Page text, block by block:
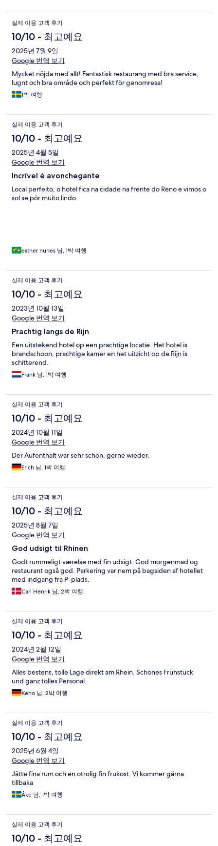
실제 이용 고객 후기
10/10 - 최고예요
2025년 7월 9일
Google 번역 보기
Mycket nöjda med allt! Fantastisk restaurang med bra service,
lugnt och bra område och perfekt för genomresa!
1박 여행
실제 이용 고객 후기
10/10 - 최고예요
2025년 4월 5일
Google 번역 보기
Incrível é avonchegante
Local perfeito, o hotel fica na cidade na frente do Reno e vimos o
sol se pôr muito lindo
esther nunes 님, 1박 여행
실제 이용 고객 후기
10/10 - 최고예요
2023년 10월 13일
Google 번역 보기
Prachtig langs de Rijn
Een uitstekend hotel op een prachtige locatie. Het hotel is
brandschoon, prachtige kamer en het uitzicht op de Rijn is
schitterend.
Frank 님, 1박 여행
실제 이용 고객 후기
10/10 - 최고예요
2024년 10월 11일
Google 번역 보기
Der Aufenthalt war sehr schön, gerne wieder.
Erich 님, 1박 여행
실제 이용 고객 후기
10/10 - 최고예요
2025년 8월 7일
Google 번역 보기
God udsigt til Rhinen
Godt rummeligt værelse med fin udsigt. God morgenmad og
restaurant også god. Parkering var nem på bagsiden af hotellet
med indgang fra P-plads.
Carl Henrik 님, 2박 여행
실제 이용 고객 후기
10/10 - 최고예요
2024년 2월 12일
Google 번역 보기
Alles bestens, tolle Lage direkt am Rhein. Schönes Frühstück
und ganz tolles Personal.
Keno 님, 2박 여행
실제 이용 고객 후기
10/10 - 최고예요
2025년 6월 4일
Google 번역 보기
Jätte fina rum och en otrolig fin frukost. Vi kommer gärna
tillbaka
Åke 님, 1박 여행
실제 이용 고객 후기
10/10 - 최고예요